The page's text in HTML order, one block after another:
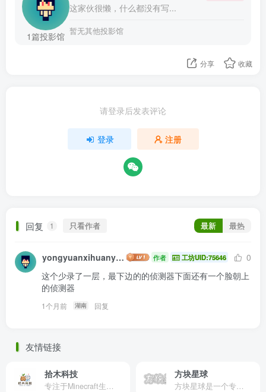
1篇投影馆
这家伙很懒，什么都没有写...
暂无其他投影馆
分享 收藏
请登录后发表评论
登录 注册
回复 1 只看作者 最新 最热
yongyuanxihuanyubanmeiqin 作者 工坊UID:75646
0
这个少录了一层，最下边的的侦测器下面还有一个脸朝上
的侦测器
1个月前 湖南 回复
友情链接
拾木科技
专注于Minecraft生态建设
方块星球
方块星球是一个专注于我的世界的中文论坛，提供丰富的资源分享、玩家交流和创意展示，包括地图、皮肤、数据包等内容，打造Minecraft玩家的专属社区乐园！